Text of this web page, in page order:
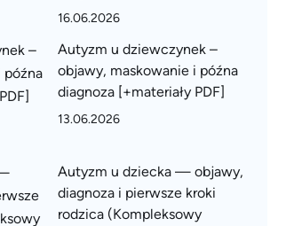
16.06.2026
Autyzm u dziewczynek –
objawy, maskowanie i późna
diagnoza [+materiały PDF]
13.06.2026
Autyzm u dziecka — objawy,
diagnoza i pierwsze kroki
rodzica (Kompleksowy